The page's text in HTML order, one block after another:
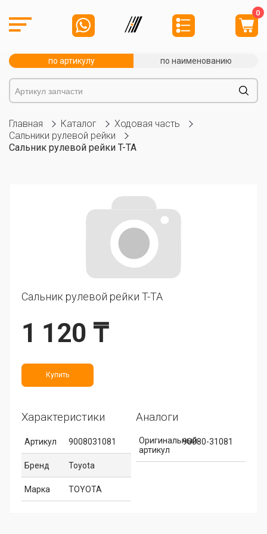
0
по артикулу по наименованию
Главная Каталог
Ходовая часть
Сальники рулевой рейки
Сальник рулевой рейки T-TA
Сальник рулевой рейки T-TA
1 120 ₸
Купить
Характеристики
Артикул 9008031081
Бренд Toyota
Марка TOYOTA
Аналоги
Оригинальный
артикул
90080-31081